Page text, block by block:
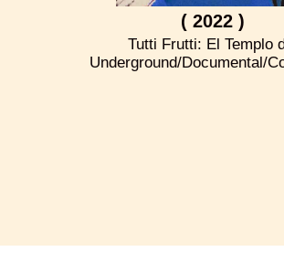
( 2022 )
Tutti Frutti: El Templo
Underground/Documental/